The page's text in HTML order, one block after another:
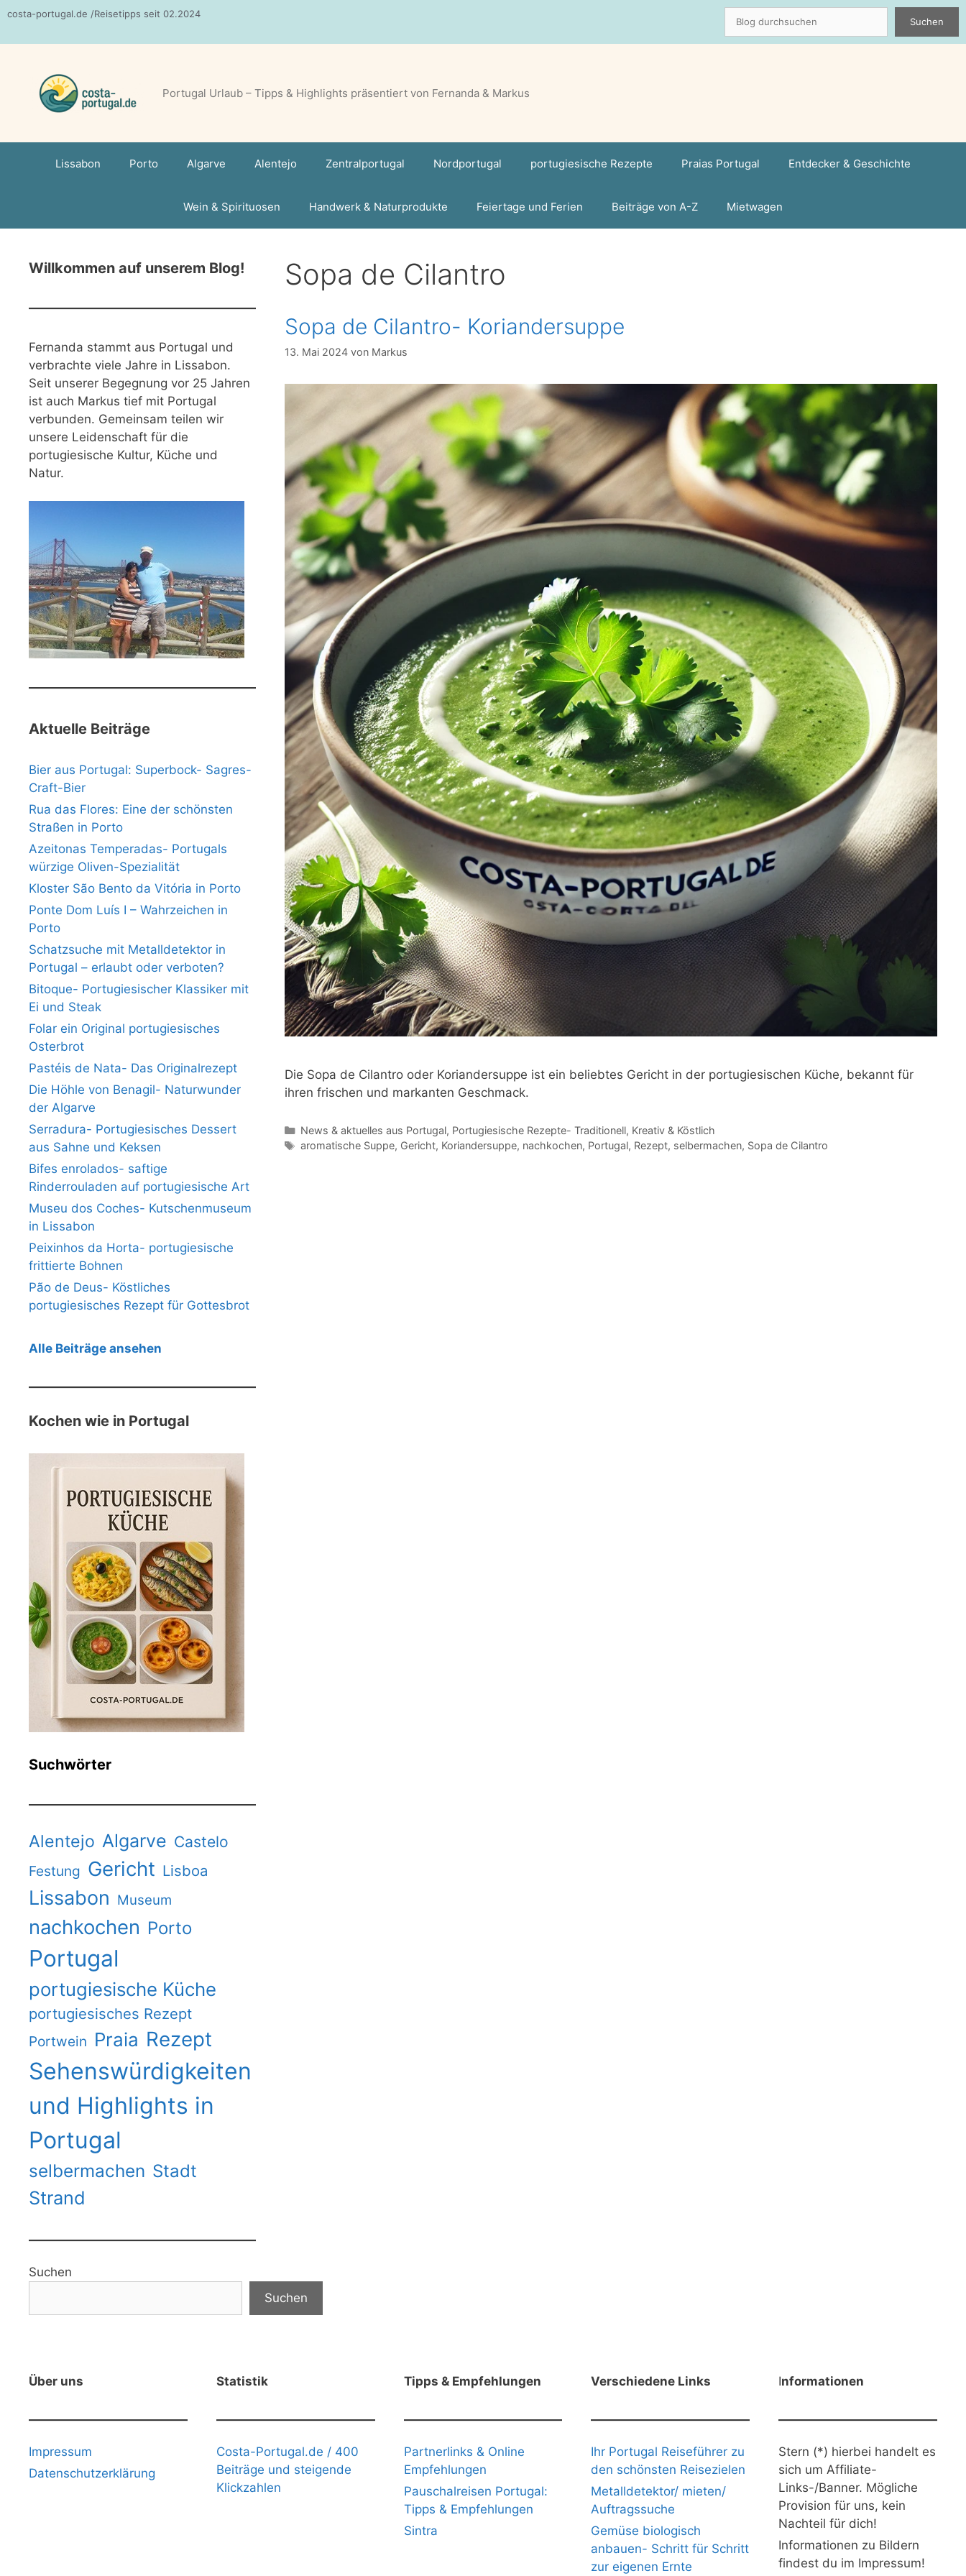
Zum
springen
costa-portugal.de /Reisetipps seit 02.2024
Suchen
Portugal Urlaub – Tipps & Highlights präsentiert von Fernanda & Markus
Lissabon Porto Algarve Alentejo Zentralportugal Nordportugal portugiesische Rezepte Praias Portugal Entdecker & Geschichte
Wein & Spirituosen Handwerk & Naturprodukte Feiertage und Ferien Beiträge von A-Z Mietwagen
Sopa de Cilantro
Sopa de Cilantro- Koriandersuppe
13. Mai 2024 von Markus
Die Sopa de Cilantro oder Koriandersuppe ist ein beliebtes Gericht in der portugiesischen Küche, bekannt für
ihren frischen und markanten Geschmack.
Kategorien
News & aktuelles aus Portugal, Portugiesische Rezepte- Traditionell, Kreativ & Köstlich
Schlagwörter
aromatische Suppe, Gericht, Koriandersuppe, nachkochen, Portugal, Rezept, selbermachen, Sopa de Cilantro
Willkommen auf unserem Blog!
Fernanda stammt aus Portugal und
verbrachte viele Jahre in Lissabon.
Seit unserer Begegnung vor 25 Jahren
ist auch Markus tief mit Portugal
verbunden. Gemeinsam teilen wir
unsere Leidenschaft für die
portugiesische Kultur, Küche und
Natur.
Aktuelle Beiträge
Bier aus Portugal: Superbock- Sagres-
Craft-Bier
Rua das Flores: Eine der schönsten
Straßen in Porto
Azeitonas Temperadas- Portugals
würzige Oliven-Spezialität
Kloster São Bento da Vitória in Porto
Ponte Dom Luís I – Wahrzeichen in
Porto
Schatzsuche mit Metalldetektor in
Portugal – erlaubt oder verboten?
Bitoque- Portugiesischer Klassiker mit
Ei und Steak
Folar ein Original portugiesisches
Osterbrot
Pastéis de Nata- Das Originalrezept
Die Höhle von Benagil- Naturwunder
der Algarve
Serradura- Portugiesisches Dessert
aus Sahne und Keksen
Bifes enrolados- saftige
Rinderrouladen auf portugiesische Art
Museu dos Coches- Kutschenmuseum
in Lissabon
Peixinhos da Horta- portugiesische
frittierte Bohnen
Pão de Deus- Köstliches
portugiesisches Rezept für Gottesbrot
Alle Beiträge ansehen
Kochen wie in Portugal
Suchwörter
Alentejo Algarve Castelo
Festung Gericht Lisboa
Lissabon Museum
nachkochen Porto
Portugal
portugiesische Küche
portugiesisches Rezept
Portwein Praia Rezept
Sehenswürdigkeiten
und Highlights in
Portugal
selbermachen Stadt
Strand
Suchen
Suchen
Über uns
Impressum
Datenschutzerklärung
Statistik
Costa-Portugal.de / 400
Beiträge und steigende
Klickzahlen
Tipps & Empfehlungen
Partnerlinks & Online
Empfehlungen
Pauschalreisen Portugal:
Tipps & Empfehlungen
Sintra
Verschiedene Links
Ihr Portugal Reiseführer zu
den schönsten Reisezielen
Metalldetektor/ mieten/
Auftragssuche
Gemüse biologisch
anbauen- Schritt für Schritt
zur eigenen Ernte
Informationen
Stern (*) hierbei handelt es
sich um Affiliate-
Links-/Banner. Mögliche
Provision für uns, kein
Nachteil für dich!
Informationen zu Bildern
findest du im Impressum!